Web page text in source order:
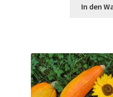
In den